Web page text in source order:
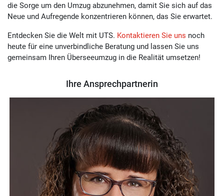
die Sorge um den Umzug abzunehmen, damit Sie sich auf das
Neue und Aufregende konzentrieren können, das Sie erwartet.
Entdecken Sie die Welt mit UTS. Kontaktieren Sie uns noch
heute für eine unverbindliche Beratung und lassen Sie uns
gemeinsam Ihren Überseeumzug in die Realität umsetzen!
Ihre Ansprechpartnerin